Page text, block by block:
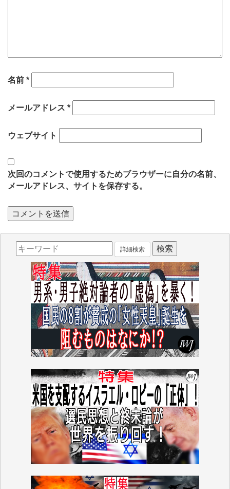
名前 *
メールアドレス *
ウェブサイト
次回のコメントで使用するためブラウザーに自分の名前、
メールアドレス、サイトを保存する。
詳細検索